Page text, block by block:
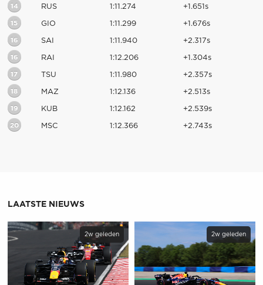
14 RUS 1:11.274 +1.651s
15 GIO 1:11.299 +1.676s
16 SAI 1:11.940 +2.317s
16 RAI 1:12.206 +1.304s
17 TSU 1:11.980 +2.357s
18 MAZ 1:12.136 +2.513s
19 KUB 1:12.162 +2.539s
20 MSC 1:12.366 +2.743s
LAATSTE NIEUWS
2w geleden 2w geleden